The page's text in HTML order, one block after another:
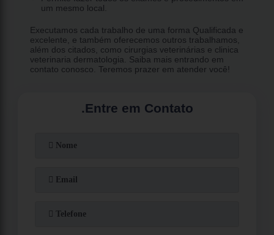
um mesmo local.
Executamos cada trabalho de uma forma Qualificada e
excelente, e também oferecemos outros trabalhamos,
além dos citados, como cirurgias veterinárias e clinica
veterinaria dermatologia. Saiba mais entrando em
contato conosco. Teremos prazer em atender você!
.Entre em Contato